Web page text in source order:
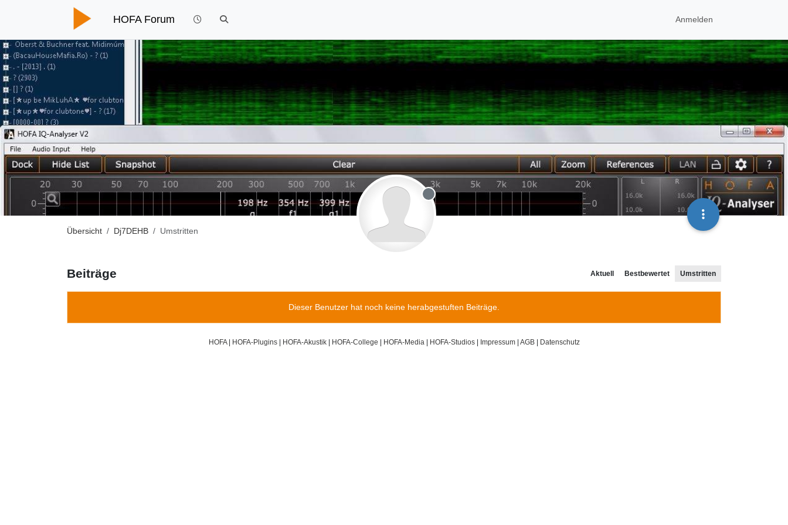
HOFA Forum Anmelden
Übersicht Dj7DEHB Umstritten
Offline
Beiträge Aktuell Bestbewertet Umstritten
Dieser Benutzer hat noch keine herabgestuften Beiträge.
HOFA| HOFA-Plugins| HOFA-Akustik| HOFA-College HOFA-Media HOFA-Studios| Impressum| AGB| Datenschutz